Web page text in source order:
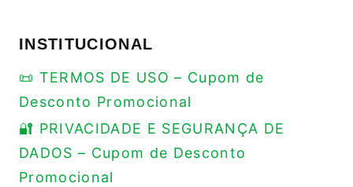
INSTITUCIONAL
📜 TERMOS DE USO – Cupom de
Desconto Promocional
🔐 PRIVACIDADE E SEGURANÇA DE
DADOS – Cupom de Desconto
Promocional